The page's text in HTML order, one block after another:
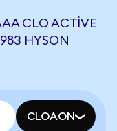
CLO ACTIVE
HYSON
CLOAON